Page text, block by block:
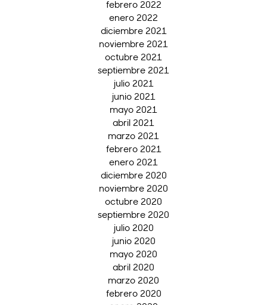
febrero 2022
enero 2022
diciembre 2021
noviembre 2021
octubre 2021
septiembre 2021
julio 2021
junio 2021
mayo 2021
abril 2021
marzo 2021
febrero 2021
enero 2021
diciembre 2020
noviembre 2020
octubre 2020
septiembre 2020
julio 2020
junio 2020
mayo 2020
abril 2020
marzo 2020
febrero 2020